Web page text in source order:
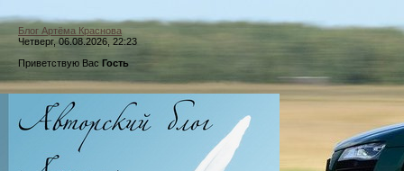
Блог Артёма Краснова
Четверг, 06.08.2026, 22:23
Приветствую Вас Гость